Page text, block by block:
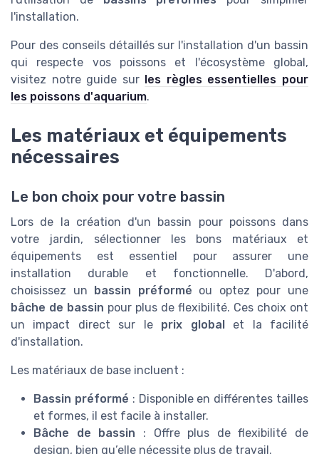
l'installation.
Pour des conseils détaillés sur l'installation d'un bassin
qui respecte vos poissons et l'écosystème global,
visitez notre guide sur
les règles essentielles pour
les poissons d'aquarium.
Les matériaux et équipements
nécessaires
Le bon choix pour votre bassin
Lors de la création d'un bassin pour poissons dans
votre jardin, sélectionner les bons matériaux et
équipements est essentiel pour assurer une
installation durable et fonctionnelle. D'abord,
choisissez un bassin préformé ou optez pour une
bâche de bassin pour plus de flexibilité. Ces choix ont
un impact direct sur le prix globalet la facilité
d'installation.
Les matériaux de base incluent :
Bassin préformé : Disponible en différentes tailles
et formes, il est facile à installer.
Bâche de bassin : Offre plus de flexibilité de
design, bien qu’elle nécessite plus de travail.